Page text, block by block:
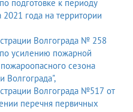
подготовке к периоду
года на территории
Волгограда № 258
усилению пожарной
сезона
Волгограда",
Волгограда №517 от
перечня первичных